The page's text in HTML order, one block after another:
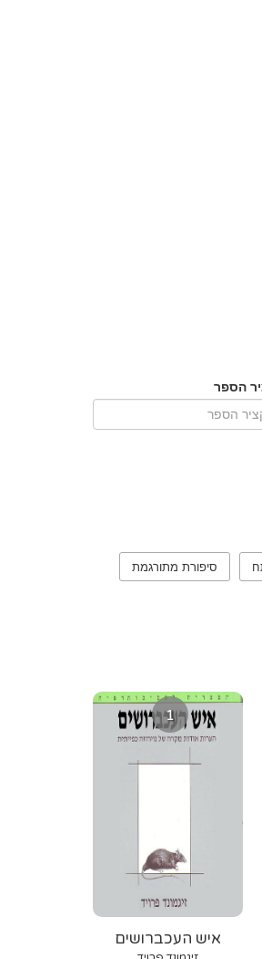
הספר
סיפורת מתורגמת
1
איש העכברושים